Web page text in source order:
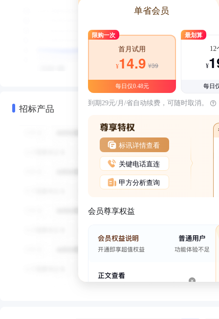
招标产品
单省会员
限购一次
首月试用
¥14.9 ¥39
每日仅0.48元
最划算
12
¥
每日
到期29元/月/省自动续费，可随时取消。
标讯详情查看
关键电话直连
甲方分析查询
会员尊享权益